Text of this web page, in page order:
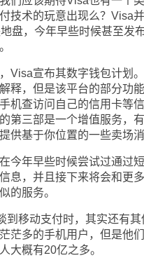
技术的玩意出现么？Visa
盘，今年早些时候甚至发
宣布其数字钱包计划
释，但是该平台的部分功
机查访问自己的信用卡等
第三部是一个增值服务，
供基于你位置的一些卖场消
年早些时候尝试过通过
息，并且接下来将会和更
的服务。
移动支付时，其实还有其
茫多的手机用户，但是他
大概有20亿之多。